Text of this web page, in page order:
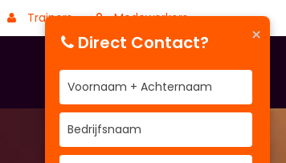
Trainers Medewerkers
×
Direct Contact?